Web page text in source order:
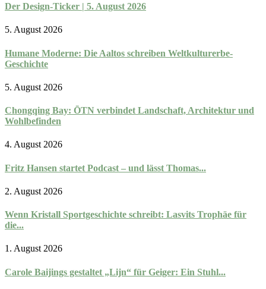
Der Design-Ticker | 5. August 2026
5. August 2026
Humane Moderne: Die Aaltos schreiben Weltkulturerbe-
Geschichte
5. August 2026
Chongqing Bay: ŌTN verbindet Landschaft, Architektur und
Wohlbefinden
4. August 2026
Fritz Hansen startet Podcast – und lässt Thomas...
2. August 2026
Wenn Kristall Sportgeschichte schreibt: Lasvits Trophäe für
die...
1. August 2026
Carole Baijings gestaltet „Lijn“ für Geiger: Ein Stuhl...